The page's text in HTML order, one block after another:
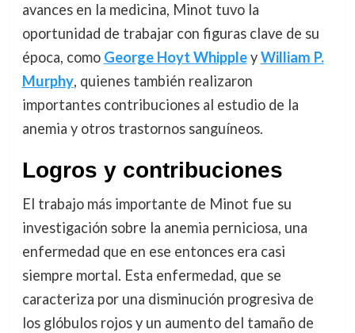
avances en la medicina, Minot tuvo la
oportunidad de trabajar con figuras clave de su
época, como George Hoyt WhippleyWilliam P.
Murphy, quienes también realizaron
importantes contribuciones al estudio de la
anemia y otros trastornos sanguíneos.
Logros y contribuciones
El trabajo más importante de Minot fue su
investigación sobre la anemia perniciosa, una
enfermedad que en ese entonces era casi
siempre mortal. Esta enfermedad, que se
caracteriza por una disminución progresiva de
los glóbulos rojos y un aumento del tamaño de